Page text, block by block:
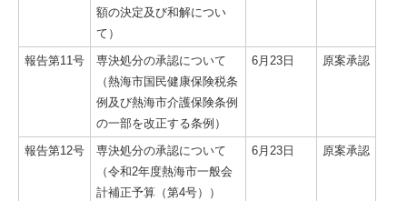
額の決定及び和解につい
て）
報告第11号
専決処分の承認について
（熱海市国民健康保険税条
例及び熱海市介護保険条例
の一部を改正する条例）
6月23日 原案承認
報告第12号
専決処分の承認について
（令和2年度熱海市一般会
計補正予算（第4号））
6月23日 原案承認